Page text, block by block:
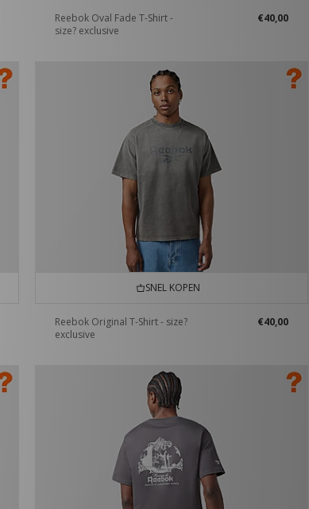
Reebok Oval Fade T-Shirt -
size? exclusive
€40,00
SNEL KOPEN
Reebok Original T-Shirt - size?
exclusive
€40,00